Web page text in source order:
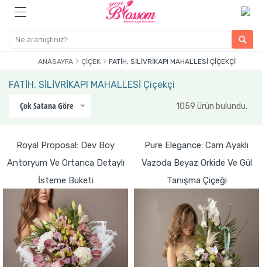
ANASAYFA ÇIÇEK FATİH, SİLİVRİKAPI MAHALLESİ ÇIÇEKÇI
FATİH, SİLİVRİKAPI MAHALLESİ Çiçekçi
Çok Satana Göre
1059 ürün bulundu.
Royal Proposal: Dev Boy
Antoryum Ve Ortanca Detaylı
İsteme Buketi
Pure Elegance: Cam Ayaklı
Vazoda Beyaz Orkide Ve Gül
Tanışma Çiçeği